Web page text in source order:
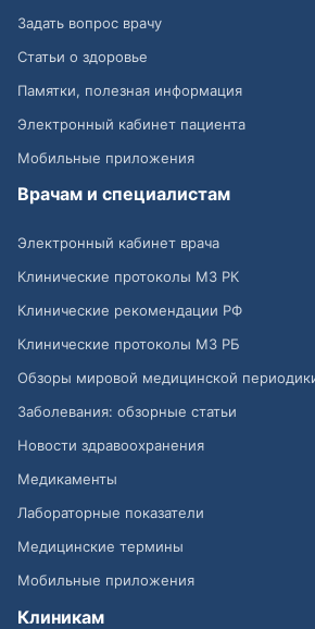
Задать вопрос врачу
Статьи о здоровье
Памятки, полезная информация
Электронный кабинет пациента
Мобильные приложения
Врачам и специалистам
Электронный кабинет врача
Клинические протоколы МЗ РК
Клинические рекомендации РФ
Клинические протоколы МЗ РБ
Обзоры мировой медицинской
Заболевания: обзорные статьи
Новости здравоохранения
Медикаменты
Лабораторные показатели
Медицинские термины
Мобильные приложения
Клиникам